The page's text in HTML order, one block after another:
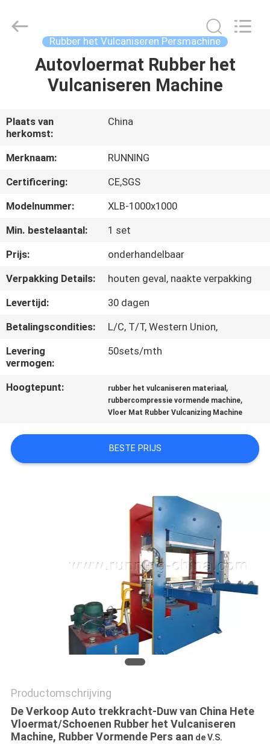
HUIS
ONGEVEER
ONS
FABRIEKSREIS
KWALITEITSCONTROLE
CONTACTEER
ONS
NIEUWS
GEVALLEN
PRIVACY
Machine
CO.,LTD.
Rubber het Vulcaniseren Persmachine
Autovloermat Rubber het
Vulcaniseren Machine
Plaats van
herkomst:
China
Merknaam:
RUNNING
Certificering:
CE,SGS
Modelnummer:
XLB-1000x1000
Min. bestelaantal:
1 set
Prijs:
onderhandelbaar
Verpakking Details:
houten geval, naakte verpakking
Levertijd:
30 dagen
Betalingscondities:
L/C, T/T, Western Union,
Levering
vermogen:
50sets/mth
Hoogtepunt: rubber het vulcaniseren materiaal ,
rubbercompressie vormende machine,
Vloer Mat Rubber Vulcanizing Machine
BESTE PRIJS
Productomschrijving
De Verkoop Auto trekkracht-Duw van China Hete
Vloermat/Schoenen Rubber het Vulcaniseren
Machine, Rubber Vormende Pers aan de V.S.